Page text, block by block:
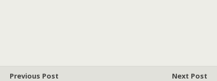
Previous Post
Next Post